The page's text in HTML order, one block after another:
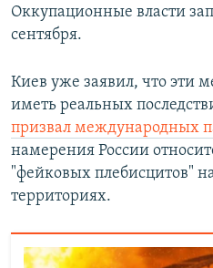
Оккупационные власти
сентября.
Киев уже заявил, что эти
иметь реальных
призвал международных
намерения России
"фейковых плебисцитов"
территориях.